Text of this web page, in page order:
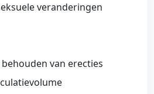
veranderingen
van erecties